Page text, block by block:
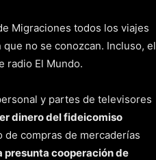
Migraciones todos los viajes
no se conozcan. Incluso, el
radio El Mundo.
y partes de televisores
dinero del fideicomiso
de compras de mercaderías
presunta cooperación de